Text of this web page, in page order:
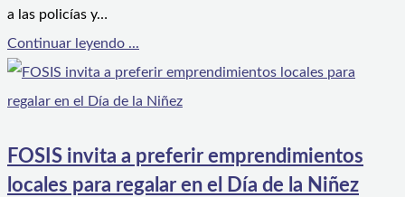
a las policías y…
Continuar leyendo ...
FOSIS invita a preferir emprendimientos
locales para regalar en el Día de la Niñez